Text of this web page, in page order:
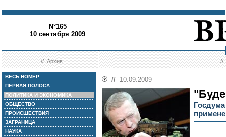
N°165
10 сентября 2009
//Архив //
ВЕСЬ НОМЕР
ПЕРВАЯ ПОЛОСА
ПОЛИТИКА И ЭКОНОМИКА
ОБЩЕСТВО
ПРОИСШЕСТВИЯ
ЗАГРАНИЦА
НАУКА
// 10.09.2009